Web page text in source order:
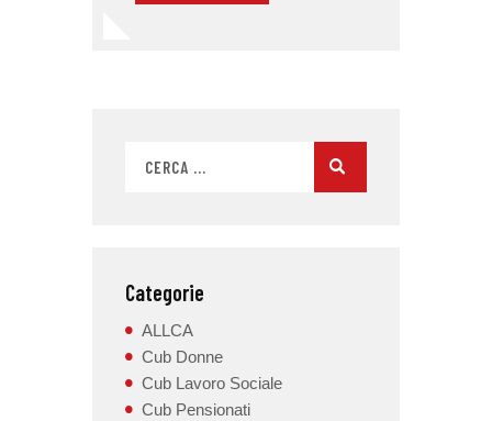
Categorie
ALLCA
Cub Donne
Cub Lavoro Sociale
Cub Pensionati